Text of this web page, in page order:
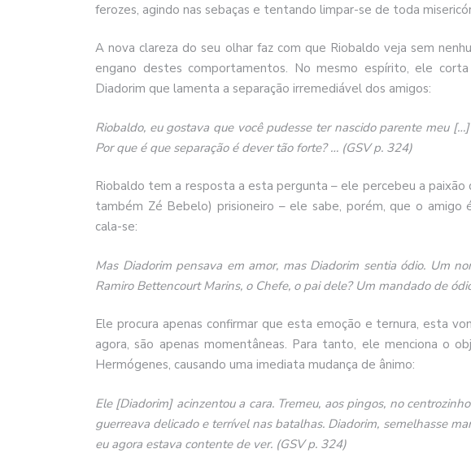
ferozes, agindo nas sebaças e tentando limpar-se de toda
A nova clareza do seu olhar faz com que Riobaldo veja sem
engano destes comportamentos. No mesmo espírito, ele
Diadorim que lamenta a separação irremediável dos amigos:
Riobaldo, eu gostava que você pudesse ter nascido parente meu
Por que é que separação é dever tão forte? … (GSV p. 324)
Riobaldo tem a resposta a esta pergunta – ele percebeu a
também Zé Bebelo) prisioneiro – ele sabe, porém, que o
cala-se:
Mas Diadorim pensava em amor, mas Diadorim sentia ódio. Um
Ramiro Bettencourt Marins, o Chefe, o pai dele? Um mandado de
Ele procura apenas confirmar que esta emoção e ternura, esta
agora, são apenas momentâneas. Para tanto, ele menciona o
Hermógenes, causando uma imediata mudança de ânimo:
Ele [Diadorim] acinzentou a cara. Tremeu, aos pingos, no
guerreava delicado e terrível nas batalhas. Diadorim, semelhasse
eu agora estava contente de ver. (GSV p. 324)